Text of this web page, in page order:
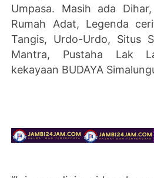
Umpasa. Masih ada
Rumah Adat, Legenda
Tangis, Urdo-Urdo, Situs
Mantra, Pustaha Lak
kekayaan BUDAYA